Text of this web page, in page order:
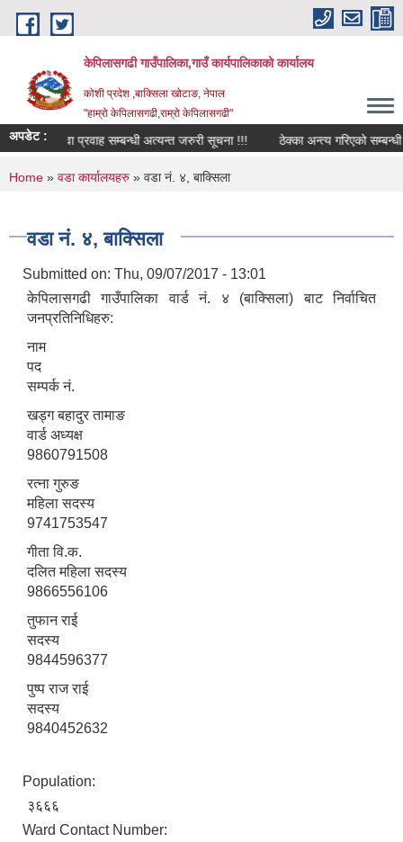
Skip to main content
केपिलासगढी गाउँपालिका,गाउँ कार्यपालिकाको कार्यालय
कोशी प्रदेश ,बाक्सिला खोटाङ, नेपाल
"हाम्रो केपिलासगढी,राम्रो केपिलासगढी"
अपडेट :
राजश्व सेवा प्रवाह सम्बन्धी अत्यन्त जरुरी सूचना !!! ठेक्का अन्त्य गरिएको सम्बन्धी
You are here
Home » वडा कार्यालयहरु » वडा नं. ४, बाक्सिला
वडा नं. ४, बाक्सिला
Submitted on: Thu, 09/07/2017 - 13:01
केपिलासगढी गाउँपालिका वार्ड नं. ४ (बाक्सिला) बाट निर्वाचित
जनप्रतिनिधिहरु:
नाम
पद
सम्पर्क नं.
खड्ग बहादुर तामाङ
वार्ड अध्यक्ष
9860791508
रत्ना गुरुङ
महिला सदस्य
9741753547
गीता वि.क.
दलित महिला सदस्य
9866556106
तुफान राई
सदस्य
9844596377
पुष्प राज राई
सदस्य
9840452632
Population:
३६६६
Ward Contact Number: